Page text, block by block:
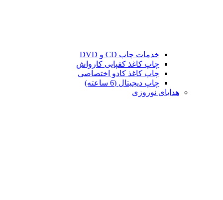
خدمات چاپ CD و DVD
چاپ کاغذ کفپایی کارواش
چاپ کاغذ کادو اختصاصی
چاپ دیجیتال (6 ساعته)
هدایای نوروزی